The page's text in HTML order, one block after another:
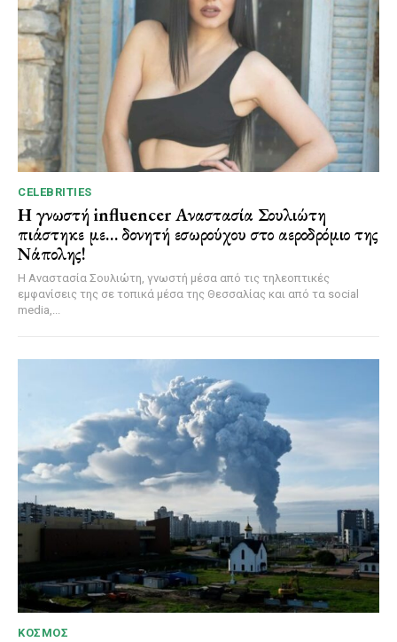
CELEBRITIES
Η γνωστή influencer Αναστασία Σουλιώτη
πιάστηκε με… δονητή εσωρούχου στο αεροδρόμιο της
Νάπολης!
Η Αναστασία Σουλιώτη, γνωστή μέσα από τις τηλεοπτικές
εμφανίσεις της σε τοπικά μέσα της Θεσσαλίας και από τα social
media,...
ΚΌΣΜΟΣ